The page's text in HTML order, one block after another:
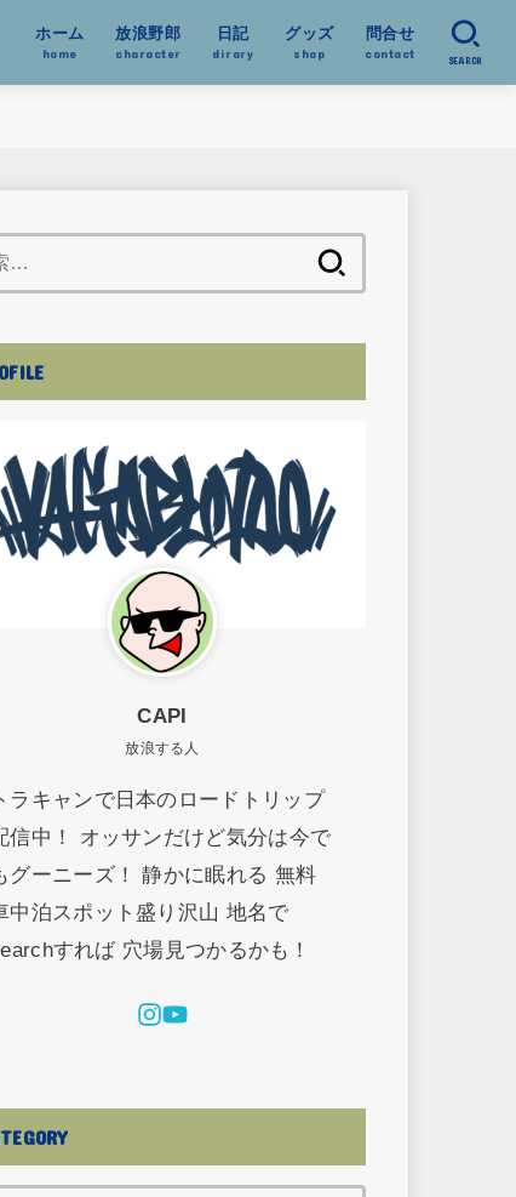
ホーム
home
放浪野郎
character
日記
dirary
グッズ
shop
問合せ
contact SEARCH
索:
CAPI
放浪する人
トラキャンで日本のロードトリップ
信中！ オッサンだけど気分は今で
グーニーズ！ 静かに眠れる 無料
中泊スポット盛り沢山 地名で
すれば 穴場見つかるかも！